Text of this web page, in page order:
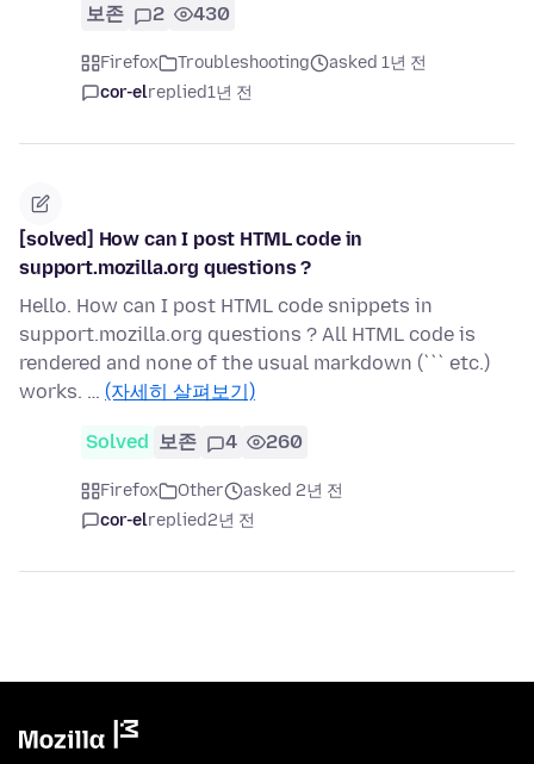
보존 2 430
Firefox Troubleshooting
asked 1년 전
cor-elreplied1년 전
[solved] How can I post HTML code in
support.mozilla.org questions ?
Hello. How can I post HTML code snippets in
support.mozilla.org questions ? All HTML code is
rendered and none of the usual markdown (``` etc.)
works. … (자세히 살펴보기)
Solved 보존 4 260
Firefox Other
asked 2년 전
cor-elreplied2년 전